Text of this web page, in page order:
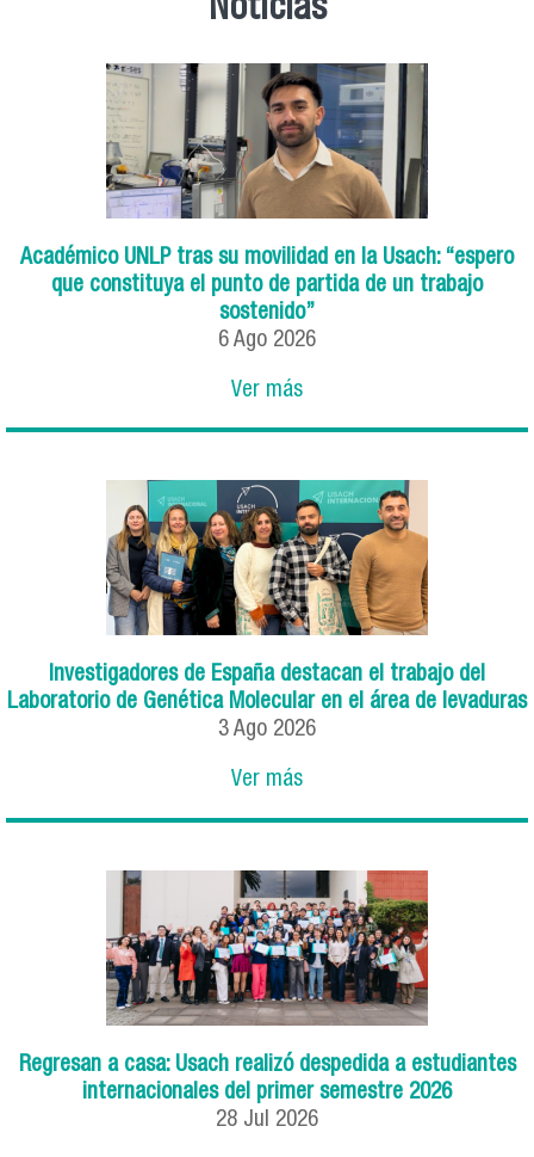
Académico UNLP tras su movilidad en la Usach: “espero
que constituya el punto de partida de un trabajo
sostenido”
6 Ago 2026
Ver más
Investigadores de España destacan el trabajo del
Laboratorio de Genética Molecular en el área de levaduras
3 Ago 2026
Ver más
Regresan a casa: Usach realizó despedida a estudiantes
internacionales del primer semestre 2026
28 Jul 2026